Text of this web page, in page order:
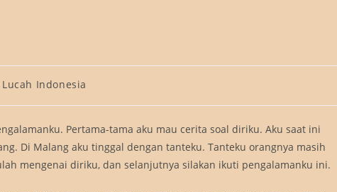
Indonesia
Pertama-tama aku mau cerita soal diriku. Aku saat ini
Di Malang aku tinggal dengan tanteku. Tanteku orangnya masih
mengenai diriku, dan selanjutnya silakan ikuti pengalamanku ini.